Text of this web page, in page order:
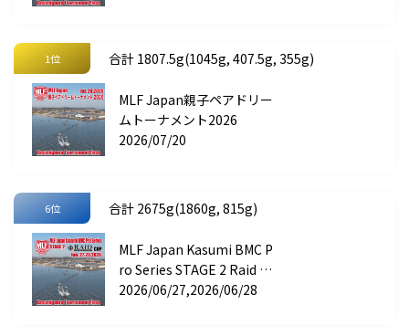
1位 合計 1807.5g(1045g, 407.5g, 355g)
MLF Japan親子ペアドリー
ムトーナメント2026
2026/07/20
6位 合計 2675g(1860g, 815g)
MLF Japan Kasumi BMC P
ro Series STAGE 2 Raid Ja
pan CUP
2026/06/27,2026/06/28